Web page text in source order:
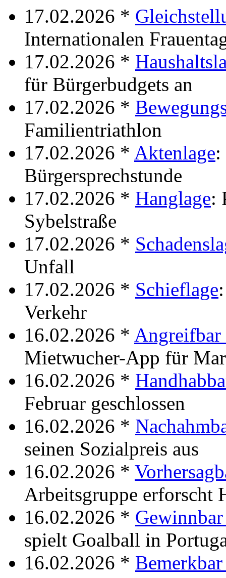
17.02.2026 *
Internationalen
17.02.2026 *
für Bürgerbudgets an
17.02.2026 *
Familientriathlon
17.02.2026 * Aktenlage:
Bürgersprechstunde
17.02.2026 * Hanglage:
Sybelstraße
17.02.2026 *
Unfall
17.02.2026 * Schieflage
Verkehr
16.02.2026 * Angreifbar
Mietwucher-App für
16.02.2026 *
Februar geschlossen
16.02.2026 *
seinen Sozialpreis aus
16.02.2026 *
Arbeitsgruppe erforscht
16.02.2026 *
spielt Goalball in
16.02.2026 *